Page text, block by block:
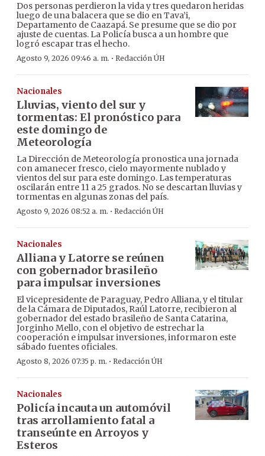
Dos personas perdieron la vida y tres quedaron heridas
luego de una balacera que se dio en Tava’i,
Departamento de Caazapá. Se presume que se dio por
ajuste de cuentas. La Policía busca a un hombre que
logró escapar tras el hecho.
Agosto 9, 2026 09:46 a. m. · Redacción ÚH
Nacionales
Lluvias, viento del sur y
tormentas: El pronóstico para
este domingo de
Meteorología
La Dirección de Meteorología pronostica una jornada
con amanecer fresco, cielo mayormente nublado y
vientos del sur para este domingo. Las temperaturas
oscilarán entre 11 a 25 grados. No se descartan lluvias y
tormentas en algunas zonas del país.
Agosto 9, 2026 08:52 a. m. · Redacción ÚH
Nacionales
Alliana y Latorre se reúnen
con gobernador brasileño
para impulsar inversiones
El vicepresidente de Paraguay, Pedro Alliana, y el titular
de la Cámara de Diputados, Raúl Latorre, recibieron al
gobernador del estado brasileño de Santa Catarina,
Jorginho Mello, con el objetivo de estrechar la
cooperación e impulsar inversiones, informaron este
sábado fuentes oficiales.
Agosto 8, 2026 07:35 p. m. · Redacción ÚH
Nacionales
Policía incauta un automóvil
tras arrollamiento fatal a
transeúnte en Arroyos y
Esteros